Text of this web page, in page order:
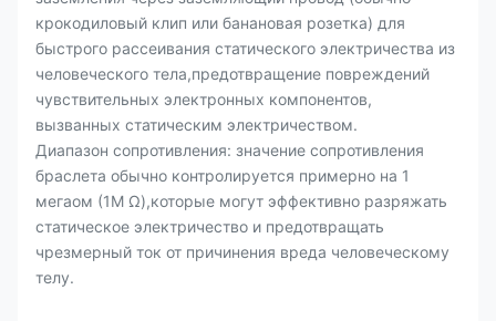
крокодиловый клип или банановая розетка) для
быстрого рассеивания статического электричества из
человеческого тела,предотвращение повреждений
чувствительных электронных компонентов,
вызванных статическим электричеством.
Диапазон сопротивления: значение сопротивления
браслета обычно контролируется примерно на 1
мегаом (1M Ω),которые могут эффективно разряжать
статическое электричество и предотвращать
чрезмерный ток от причинения вреда человеческому
телу.